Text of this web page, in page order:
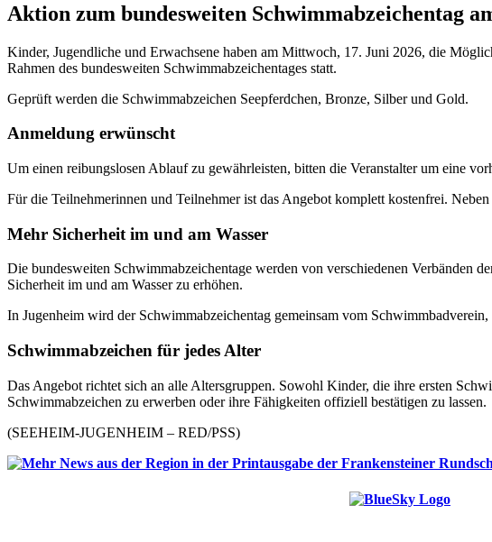
Aktion zum bundesweiten Schwimmabzeichentag
Kinder, Jugendliche und Erwachsene haben am Mittwoch, 17. Juni 2026, die
Rahmen des bundesweiten Schwimmabzeichentages statt.
Geprüft werden die Schwimmabzeichen Seepferdchen, Bronze, Silber und Gold.
Anmeldung erwünscht
Um einen reibungslosen Ablauf zu gewährleisten, bitten die Veranstalter um eine
Für die Teilnehmerinnen und Teilnehmer ist das Angebot komplett kostenfrei.
Mehr Sicherheit im und am Wasser
Die bundesweiten Schwimmabzeichentage werden von verschiedenen
Sicherheit im und am Wasser zu erhöhen.
In Jugenheim wird der Schwimmabzeichentag gemeinsam vom
Schwimmabzeichen für jedes Alter
Das Angebot richtet sich an alle Altersgruppen. Sowohl Kinder, die ihre ersten
Schwimmabzeichen zu erwerben oder ihre Fähigkeiten offiziell bestätigen zu lassen.
(SEEHEIM-JUGENHEIM – RED/PSS)